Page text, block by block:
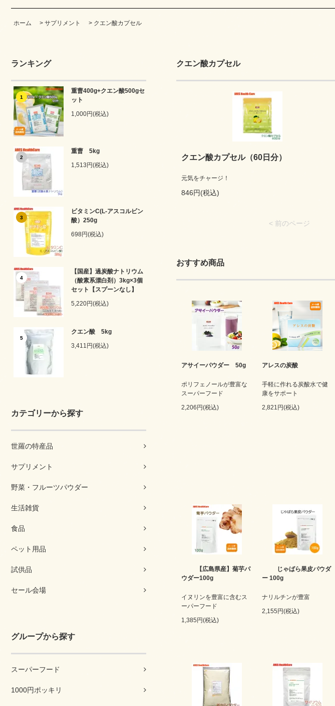
ホーム > サプリメント > クエン酸カプセル
ランキング
1
重曹400g+クエン酸500gセ
ット
1,000円(税込)
2
重曹 5kg
1,513円(税込)
3
ビタミンC(L-アスコルビン
酸）250g
698円(税込)
4
【国産】過炭酸ナトリウム
（酸素系漂白剤）3kg×3個
セット【スプーンなし】
5,220円(税込)
5
クエン酸 5kg
3,411円(税込)
カテゴリーから探す
世羅の特産品
サプリメント
野菜・フルーツパウダー
生活雑貨
食品
ペット用品
試供品
セール会場
グループから探す
スーパーフード
1000円ポッキリ
クエン酸カプセル
クエン酸カプセル（60日分）
元気をチャージ！
846円(税込)
< 前のページ
おすすめ商品
アサイーパウダー 50g
ポリフェノールが豊富な
スーパーフード
2,206円(税込)
アレスの炭酸
手軽に作れる炭酸水で健
康をサポート
2,821円(税込)
【広島県産】菊芋パ
ウダー100g
イヌリンを豊富に含むス
ーパーフード
1,385円(税込)
じゃばら果皮パウダ
ー 100g
ナリルチンが豊富
2,155円(税込)